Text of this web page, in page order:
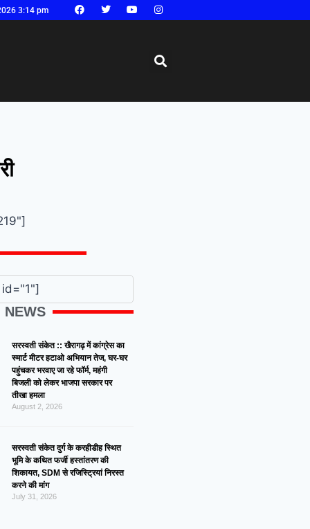
3:14 pm
NEWS
सरस्वती संकेत :: खैरागढ़ में कांग्रेस का
स्मार्ट मीटर हटाओ अभियान तेज, घर-घर
पहुंचकर भरवाए जा रहे फॉर्म, महंगी
बिजली को लेकर भाजपा सरकार पर
तीखा हमला
August 2, 2026
सरस्वती संकेत दुर्ग के करहीडीह स्थित
भूमि के कथित फर्जी हस्तांतरण की
शिकायत, SDM से रजिस्ट्रियां निरस्त
करने की मांग
July 31, 2026